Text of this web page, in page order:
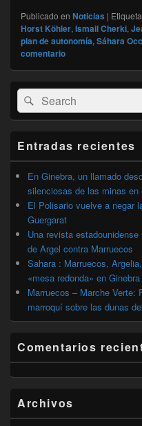
Publicado en Noticias |
Horst Köhler,Ismail Cherki,
plan de autonomía,Sáhara
comentario
El
área
de
lateral
primaria
Buscar
por:
Buscar
Entradas recientes
En Ginebra, un llamado
silenciosas de las minas en
El Polisario vuelve a negar
Guergarat
Una revista
de Argel contra Marruecos
Sahara : Marruecos,
«mesa redonda» en Ginebra
Marruecos – Marche Verte:
marroquí sobre las dunas
Comentarios
Archivos